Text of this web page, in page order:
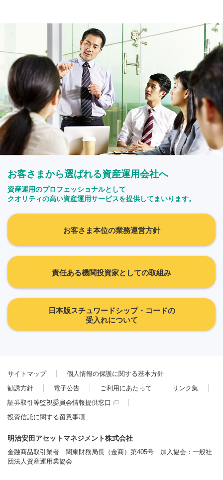
お客さまから選ばれる資産運用会社へ
資産運用のプロフェッショナルとして
クオリティの高い資産運用サービスを提供してまいります。
お客さま本位の業務運営方針
責任ある機関投資家としての取組み
日本版スチュワードシップ・コードの
受入れについて
サイトマップ
個人情報の保護に関する基本方針
勧誘方針
電子公告 ご利用にあたって
リンク集
証券取引等監視委員会情報提供窓口
投資信託に関する留意事項
明治安田アセットマネジメント株式会社
金融商品取引業者 関東財務局長（金商）第405号 加入協会：一般社
団法人資産運用業協会